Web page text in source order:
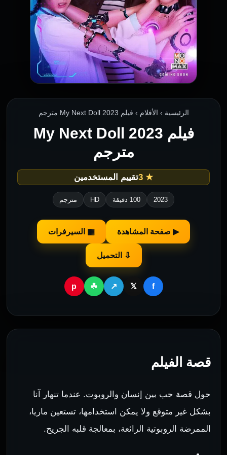
الرئيسية › الأفلام › فيلم My Next Doll 2023 مترجم
فيلم My Next Doll 2023
مترجم
★ 3 تقييم المستخدمين
2023 100 دقيقة HD مترجم
▶ صفحة المشاهدة ▦ السيرفرات
⇩ التحميل
f
𝕏
↗
☘
p
قصة الفيلم
حول قصة حب بين إنسان والروبوت. عندما تنهار آنا
بشكل غير متوقع ولا يمكن استخدامها، تستعين ماريا،
الممرضة الروبوتية الرائعة، بمعالجة قلبه الجريح.